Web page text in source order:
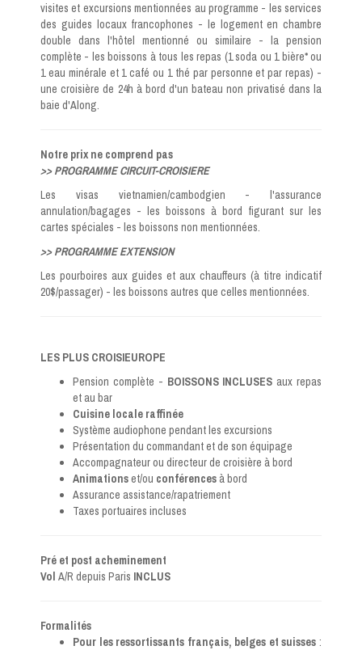
visites et excursions mentionnées au programme - les services
des guides locaux francophones - le logement en chambre
double dans l'hôtel mentionné ou similaire - la pension
complète - les boissons à tous les repas (1 soda ou 1 bière* ou
1 eau minérale et 1 café ou 1 thé par personne et par repas) -
une croisière de 24h à bord d'un bateau non privatisé dans la
baie d'Along.
Notre prix ne comprend pas
>> PROGRAMME CIRCUIT-CROISIERE
Les visas vietnamien/cambodgien - l'assurance
annulation/bagages - les boissons à bord figurant sur les
cartes spéciales - les boissons non mentionnées.
>> PROGRAMME EXTENSION
Les pourboires aux guides et aux chauffeurs (à titre indicatif
20$/passager) - les boissons autres que celles mentionnées.
LES PLUS CROISIEUROPE
Pension complète - BOISSONS INCLUSES aux repas
et au bar
Cuisine locale raffinée
Système audiophone pendant les excursions
Présentation du commandant et de son équipage
Accompagnateur ou directeur de croisière à bord
Animationset/ou conférences à bord
Assurance assistance/rapatriement
Taxes portuaires incluses
Pré et post acheminement
Vol A/R depuis Paris INCLUS
Formalités
Pour les ressortissants français, belges et suisses :